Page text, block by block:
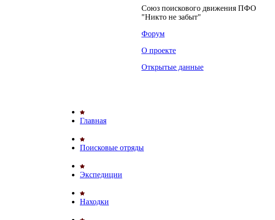
Союз поискового движения ПФО
"Никто не забыт"
Форум
О проекте
Открытые данные
Главная
Поисковые отряды
Экспедиции
Находки